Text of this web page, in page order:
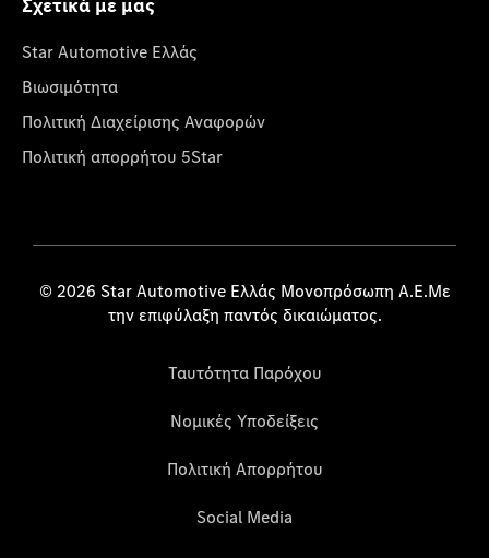
Star Automotive Ελλάς
Βιωσιμότητα
Πολιτική Διαχείρισης Αναφορών
Πολιτική απορρήτου 5Star
© 2026 Star Automotive Ελλάς Μονοπρόσωπη Α.Ε.Με
την επιφύλαξη παντός δικαιώματος.
Ταυτότητα Παρόχου
Νομικές Υποδείξεις
Πολιτική Απορρήτου
Social Media